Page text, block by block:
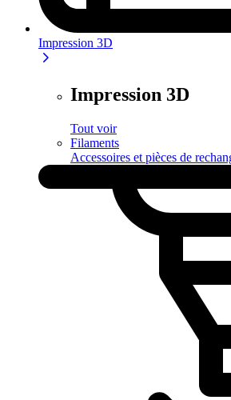
Impression 3D
Impression 3D
Tout voir
Filaments
Accessoires et pièces de